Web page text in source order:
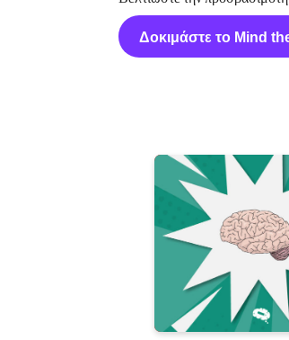
Δοκιμάστε το Mind